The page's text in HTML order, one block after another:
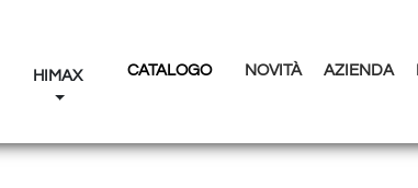
HIMAX CATALOGO NOVITÀ AZIENDA